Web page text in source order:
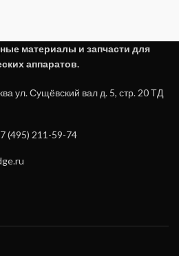
материалы и запчасти для
аппаратов.
ул. Сущёвский вал д. 5, стр. 20 ТД
(495) 211-59-74